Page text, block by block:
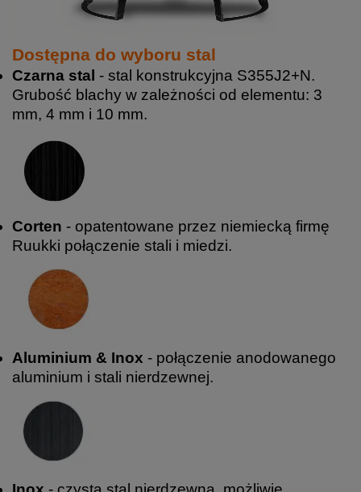
Dostępna do wyboru stal
Czarna stal - stal konstrukcyjna S355J2+N.
Grubość blachy w zależności od elementu: 3
mm, 4 mm i 10 mm.
Corten - opatentowane przez niemiecką firmę
Ruukki połączenie stali i miedzi.
Aluminium & Inox - połączenie anodowanego
aluminium i stali nierdzewnej.